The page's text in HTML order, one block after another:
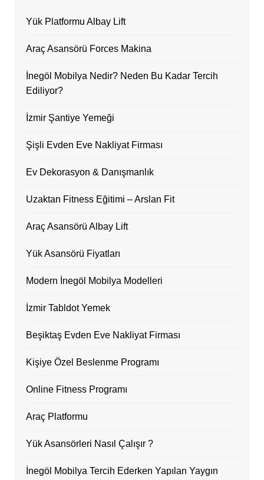
Yük Platformu Albay Lift
Araç Asansörü Forces Makina
İnegöl Mobilya Nedir? Neden Bu Kadar Tercih
Ediliyor?
İzmir Şantiye Yemeği
Şişli Evden Eve Nakliyat Firması
Ev Dekorasyon & Danışmanlık
Uzaktan Fitness Eğitimi – Arslan Fit
Araç Asansörü Albay Lift
Yük Asansörü Fiyatları
Modern İnegöl Mobilya Modelleri
İzmir Tabldot Yemek
Beşiktaş Evden Eve Nakliyat Firması
Kişiye Özel Beslenme Programı
Online Fitness Programı
Araç Platformu
Yük Asansörleri Nasıl Çalışır ?
İnegöl Mobilya Tercih Ederken Yapılan Yaygın